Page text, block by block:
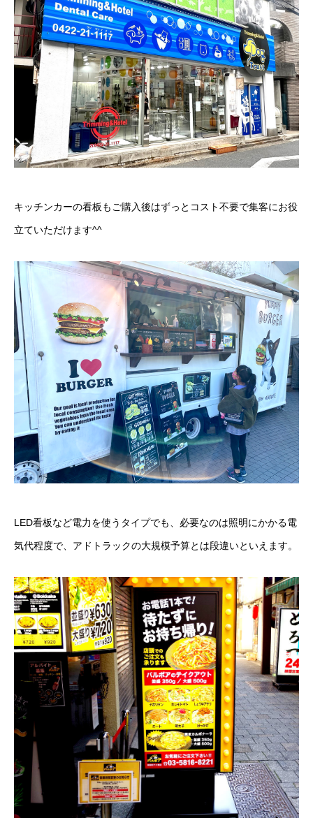
3Mペイントフィルム施工
ステンレス切文字
エッチング銘板
カルプ文字製作
屋上広告塔
運営会社概要
お問い合わせ
キッチンカーの看板もご購入後はずっとコスト不要で集客にお役
立ていただけます^^
LED看板など電力を使うタイプでも、必要なのは照明にかかる電
気代程度で、アドトラックの大規模予算とは段違いといえます。